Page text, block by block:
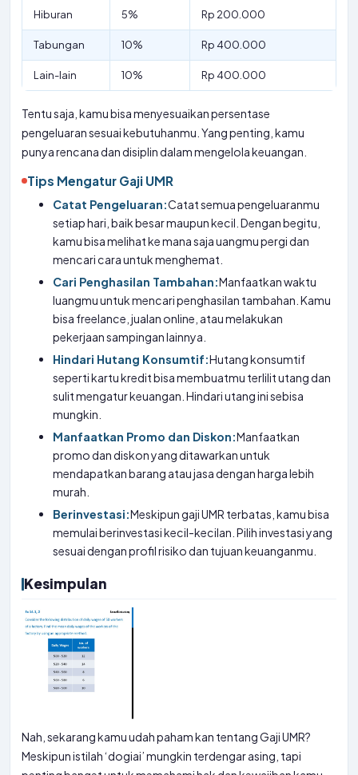
Hiburan 5% Rp 200.000
Tabungan 10% Rp 400.000
Lain-lain 10% Rp 400.000
Tentu saja, kamu bisa menyesuaikan persentase
pengeluaran sesuai kebutuhanmu. Yang penting, kamu
punya rencana dan disiplin dalam mengelola keuangan.
Tips Mengatur Gaji UMR
Catat Pengeluaran:Catat semua pengeluaranmu
setiap hari, baik besar maupun kecil. Dengan begitu,
kamu bisa melihat ke mana saja uangmu pergi dan
mencari cara untuk menghemat.
Cari Penghasilan Tambahan:Manfaatkan waktu
luangmu untuk mencari penghasilan tambahan. Kamu
bisa freelance, jualan online, atau melakukan
pekerjaan sampingan lainnya.
Hindari Hutang Konsumtif:Hutang konsumtif
seperti kartu kredit bisa membuatmu terlilit utang dan
sulit mengatur keuangan. Hindari utang ini sebisa
mungkin.
Manfaatkan Promo dan Diskon:Manfaatkan
promo dan diskon yang ditawarkan untuk
mendapatkan barang atau jasa dengan harga lebih
murah.
Berinvestasi:Meskipun gaji UMR terbatas, kamu bisa
memulai berinvestasi kecil-kecilan. Pilih investasi yang
sesuai dengan profil risiko dan tujuan keuanganmu.
Kesimpulan
Nah, sekarang kamu udah paham kan tentang Gaji UMR?
Meskipun istilah ‘dogiai’ mungkin terdengar asing, tapi